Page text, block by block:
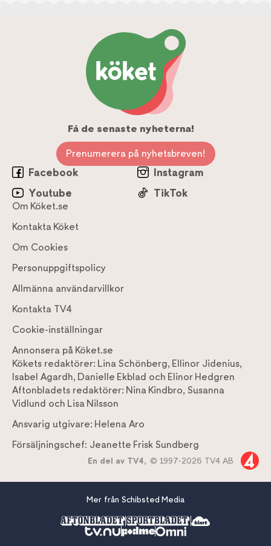
Få de senaste nyheterna!
Prenumerera på nyhetsbreven!
Facebook
Instagram
Youtube
TikTok
Om Köket.se
Kontakta Köket
Om Cookies
Personuppgiftspolicy
Allmänna användarvillkor
Kontakta TV4
Cookie-inställningar
Annonsera på Köket.se
Kökets redaktörer: Lina Schönberg, Ellinor Jidenius,
Isabel Agardh, Danielle Ekblad och Elinor Hedgren
Aftonbladets redaktörer: Nina Kindbro, Susanna
Vidlund och Lisa Nilsson
Ansvarig utgivare: Helena Aro
Försäljningschef: Jeanette Frisk Sundberg
En del av TV4, © 1997-2026 TV4 AB
Mer från Schibsted Media